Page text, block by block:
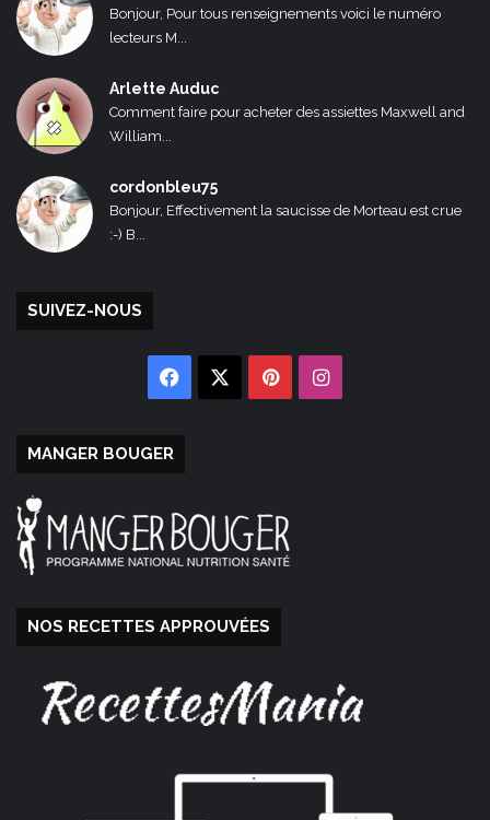
Bonjour, Pour tous renseignements voici le numéro
lecteurs M...
Arlette Auduc
Comment faire pour acheter des assiettes Maxwell and
William...
cordonbleu75
Bonjour, Effectivement la saucisse de Morteau est crue
:-) B...
SUIVEZ-NOUS
Facebook PinterestInstagram
MANGER BOUGER
NOS RECETTES APPROUVÉES